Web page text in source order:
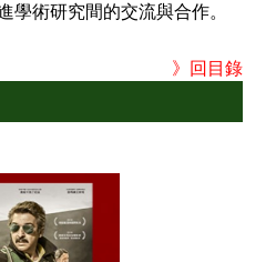
術研究間的交流與合作。
》回目錄